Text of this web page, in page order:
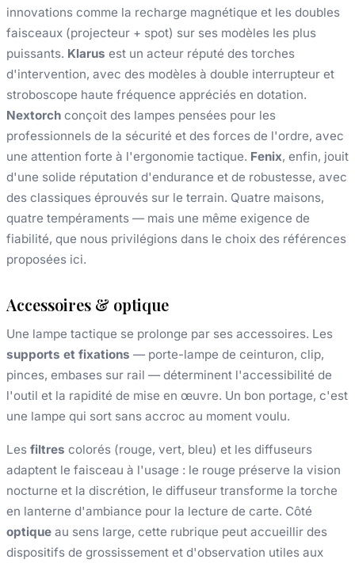
innovations comme la recharge magnétique et les doubles
faisceaux (projecteur + spot) sur ses modèles les plus
puissants. Klarus est un acteur réputé des torches
d'intervention, avec des modèles à double interrupteur et
stroboscope haute fréquence appréciés en dotation.
Nextorch conçoit des lampes pensées pour les
professionnels de la sécurité et des forces de l'ordre, avec
une attention forte à l'ergonomie tactique. Fenix, enfin, jouit
d'une solide réputation d'endurance et de robustesse, avec
des classiques éprouvés sur le terrain. Quatre maisons,
quatre tempéraments — mais une même exigence de
fiabilité, que nous privilégions dans le choix des références
proposées ici.
Accessoires & optique
Une lampe tactique se prolonge par ses accessoires. Les
supports et fixations — porte-lampe de ceinturon, clip,
pinces, embases sur rail — déterminent l'accessibilité de
l'outil et la rapidité de mise en œuvre. Un bon portage, c'est
une lampe qui sort sans accroc au moment voulu.
Les filtres colorés (rouge, vert, bleu) et les diffuseurs
adaptent le faisceau à l'usage : le rouge préserve la vision
nocturne et la discrétion, le diffuseur transforme la torche
en lanterne d'ambiance pour la lecture de carte. Côté
optique au sens large, cette rubrique peut accueillir des
dispositifs de grossissement et d'observation utiles aux